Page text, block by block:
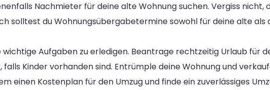
Nachmieter für deine alte Wohnung suchen. Vergiss nicht,
solltest du Wohnungsübergabetermine sowohl für deine alte als
Aufgaben zu erledigen. Beantrage rechtzeitig Urlaub für
Kinder vorhanden sind. Entrümple deine Wohnung und
einen Kostenplan für den Umzug und finde ein zuverlässiges